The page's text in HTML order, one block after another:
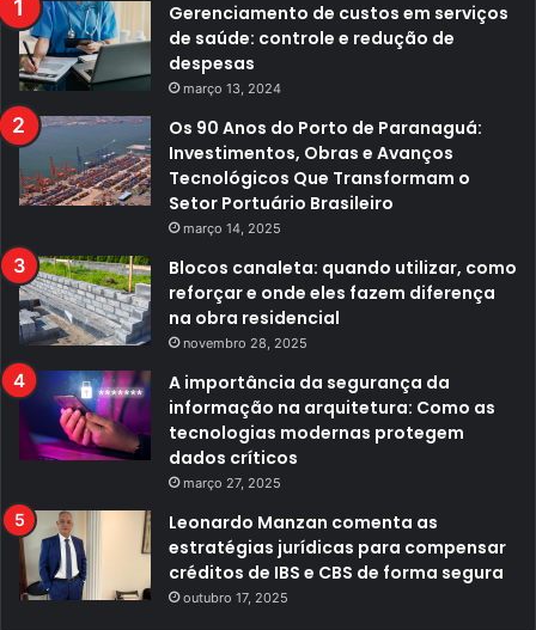
Gerenciamento de custos em serviços
de saúde: controle e redução de
despesas
março 13, 2024
Os 90 Anos do Porto de Paranaguá:
Investimentos, Obras e Avanços
Tecnológicos Que Transformam o
Setor Portuário Brasileiro
março 14, 2025
Blocos canaleta: quando utilizar, como
reforçar e onde eles fazem diferença
na obra residencial
novembro 28, 2025
A importância da segurança da
informação na arquitetura: Como as
tecnologias modernas protegem
dados críticos
março 27, 2025
Leonardo Manzan comenta as
estratégias jurídicas para compensar
créditos de IBS e CBS de forma segura
outubro 17, 2025